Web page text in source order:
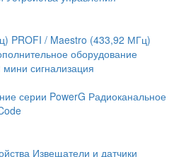
PROFI / Maestro (433,92 МГц)
оборудование
сигнализация
серии PowerG Радиоканальное
Извещатели и датчики